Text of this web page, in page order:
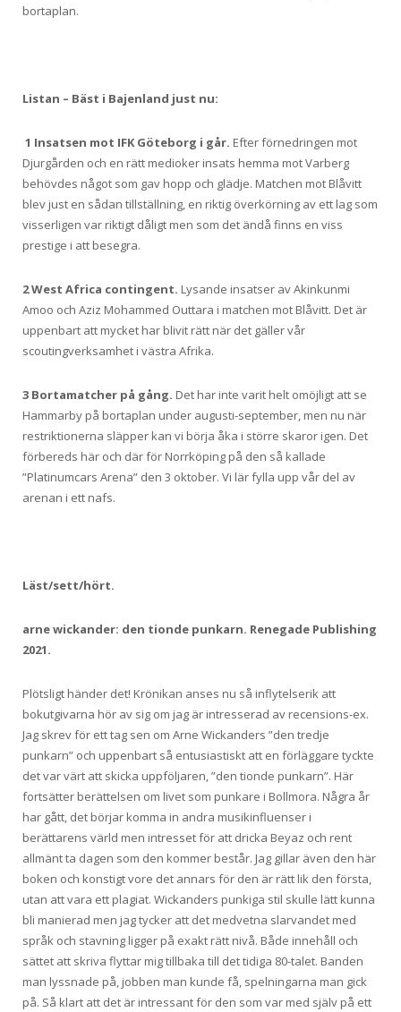
bortaplan.
Listan – Bäst i Bajenland just nu:
1 Insatsen mot IFK Göteborg i går. Efter förnedringen mot
Djurgården och en rätt medioker insats hemma mot Varberg
behövdes något som gav hopp och glädje. Matchen mot Blåvitt
blev just en sådan tillställning, en riktig överkörning av ett lag som
visserligen var riktigt dåligt men som det ändå finns en viss
prestige i att besegra.
2 West Africa contingent. Lysande insatser av Akinkunmi
Amoo och Aziz Mohammed Outtara i matchen mot Blåvitt. Det är
uppenbart att mycket har blivit rätt när det gäller vår
scoutingverksamhet i västra Afrika.
3 Bortamatcher på gång. Det har inte varit helt omöjligt att se
Hammarby på bortaplan under augusti-september, men nu när
restriktionerna släpper kan vi börja åka i större skaror igen. Det
förbereds här och där för Norrköping på den så kallade
”Platinumcars Arena” den 3 oktober. Vi lär fylla upp vår del av
arenan i ett nafs.
Läst/sett/hört.
arne wickander: den tionde punkarn. Renegade Publishing
2021.
Plötsligt händer det! Krönikan anses nu så inflytelserik att
bokutgivarna hör av sig om jag är intresserad av recensions-ex.
Jag skrev för ett tag sen om Arne Wickanders ”den tredje
punkarn” och uppenbart så entusiastiskt att en förläggare tyckte
det var värt att skicka uppföljaren, ”den tionde punkarn”. Här
fortsätter berättelsen om livet som punkare i Bollmora. Några år
har gått, det börjar komma in andra musikinfluenser i
berättarens värld men intresset för att dricka Beyaz och rent
allmänt ta dagen som den kommer består. Jag gillar även den här
boken och konstigt vore det annars för den är rätt lik den första,
utan att vara ett plagiat. Wickanders punkiga stil skulle lätt kunna
bli manierad men jag tycker att det medvetna slarvandet med
språk och stavning ligger på exakt rätt nivå. Både innehåll och
sättet att skriva flyttar mig tillbaka till det tidiga 80-talet. Banden
man lyssnade på, jobben man kunde få, spelningarna man gick
på. Så klart att det är intressant för den som var med själv på ett